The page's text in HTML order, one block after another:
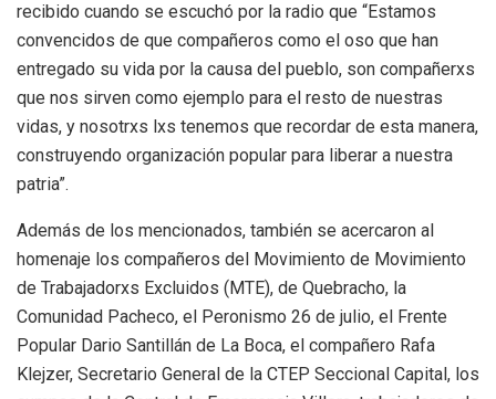
recibido cuando se escuchó por la radio que “Estamos
convencidos de que compañeros como el oso que han
entregado su vida por la causa del pueblo, son compañerxs
que nos sirven como ejemplo para el resto de nuestras
vidas, y nosotrxs lxs tenemos que recordar de esta manera,
construyendo organización popular para liberar a nuestra
patria”.
Además de los mencionados, también se acercaron al
homenaje los compañeros del Movimiento de Movimiento
de Trabajadorxs Excluidos (MTE), de Quebracho, la
Comunidad Pacheco, el Peronismo 26 de julio, el Frente
Popular Dario Santillán de La Boca, el compañero Rafa
Klejzer, Secretario General de la CTEP Seccional Capital, los